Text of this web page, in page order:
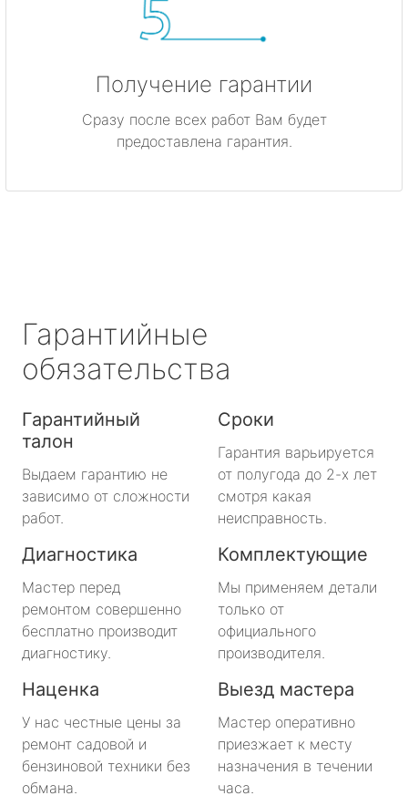
Получение гарантии
Сразу после всех работ Вам будет
предоставлена гарантия.
Гарантийные
обязательства
Гарантийный
талон
Выдаем гарантию не
зависимо от сложности
работ.
Сроки
Гарантия варьируется
от полугода до 2-х лет
смотря какая
неисправность.
Диагностика
Мастер перед
ремонтом совершенно
бесплатно производит
диагностику.
Комплектующие
Мы применяем детали
только от
официального
производителя.
Наценка
У нас честные цены за
ремонт садовой и
бензиновой техники без
обмана.
Выезд мастера
Мастер оперативно
приезжает к месту
назначения в течении
часа.